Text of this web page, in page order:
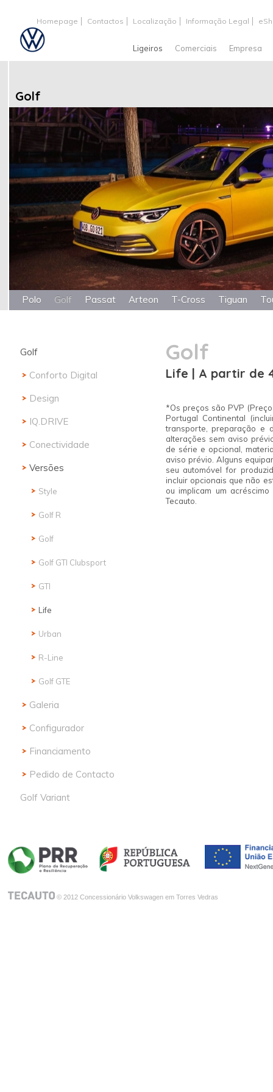
Homepage Contactos Localização Informação Legal
Ligeiros Comerciais Empresa
Golf
Polo Golf Passat Arteon T-Cross Tiguan
Golf
Conforto Digital
Design
IQ.DRIVE
Conectividade
Versões
Style
Golf R
Golf
Golf GTI Clubsport
GTI
Life
Urban
R-Line
Golf GTE
Galeria
Configurador
Financiamento
Pedido de Contacto
Golf Variant
Sistemas de assistência
Conectividade
Golf
Life | A partir de
*Os preços são PVP
Portugal Continental
transporte, preparação e
alterações sem aviso
de série e opcional,
aviso prévio. Alguns
seu automóvel for
incluir opcionais que não
ou implicam um
Tecauto.
© 2012 Concessionário Volkswagen em Torres Vedras